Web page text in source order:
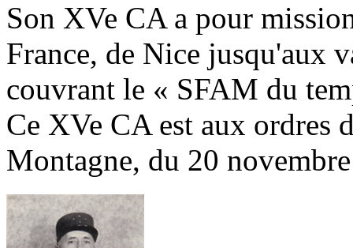
Son XVe CA a pour
France, de Nice jusqu'aux
couvrant le « SFAM du
Ce XVe CA est aux ordres
Montagne, du 20